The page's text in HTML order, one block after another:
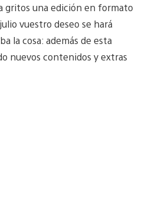
gritos una edición en formato
vuestro deseo se hará
la cosa: además de esta
nuevos contenidos y extras